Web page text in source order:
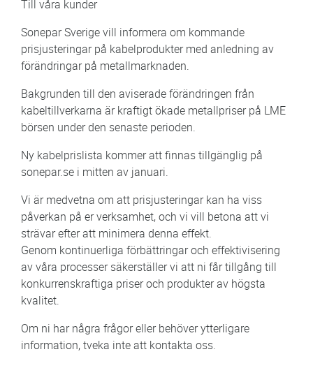
Till våra kunder
Sonepar Sverige vill informera om kommande
prisjusteringar på kabelprodukter med anledning av
förändringar på metallmarknaden.
Bakgrunden till den aviserade förändringen från
kabeltillverkarna är kraftigt ökade metallpriser på LME
börsen under den senaste perioden.
Ny kabelprislista kommer att finnas tillgänglig på
sonepar.se i mitten av januari.
Vi är medvetna om att prisjusteringar kan ha viss
påverkan på er verksamhet, och vi vill betona att vi
strävar efter att minimera denna effekt.
Genom kontinuerliga förbättringar och effektivisering
av våra processer säkerställer vi att ni får tillgång till
konkurrenskraftiga priser och produkter av högsta
kvalitet.
Om ni har några frågor eller behöver ytterligare
information, tveka inte att kontakta oss.